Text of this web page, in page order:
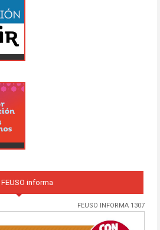
FEUSO informa
FEUSO INFORMA 1307